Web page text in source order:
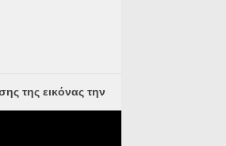
της εικόνας την